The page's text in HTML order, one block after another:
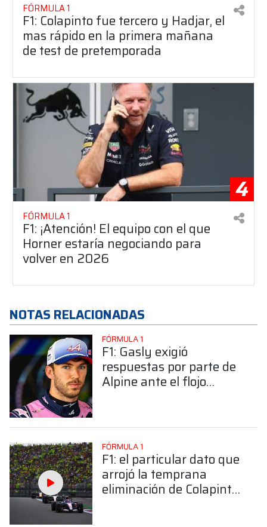
FÓRMULA 1
F1: Colapinto fue tercero y Hadjar, el
mas rápido en la primera mañana
de test de pretemporada
4
FÓRMULA 1
F1: ¡Atención! El equipo con el que
Horner estaría negociando para
volver en 2026
NOTAS RELACIONADAS
FÓRMULA 1
F1: Gasly exigió
respuestas por parte de
Alpine ante el flojo
mejoras"
FÓRMULA 1
F1: el particular dato que
arrojó la temprana
eliminación de Colapinto